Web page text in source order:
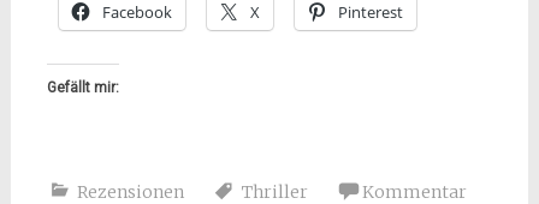
Facebook X Pinterest
Gefällt mir:
Rezensionen Thriller
Kommentar